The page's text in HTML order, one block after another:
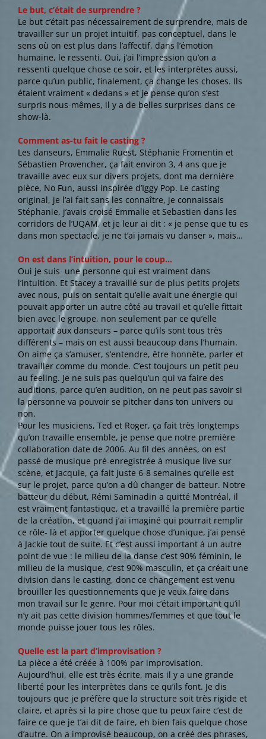
Le but, c’était de surprendre ?
Le but c’était pas nécessairement de surprendre, mais de
travailler sur un projet intuitif, pas conceptuel, dans le
sens où on est plus dans l’affectif, dans l’émotion
humaine, le ressenti. Oui, j’ai l’impression qu’on a
ressenti quelque chose ce soir, et les interprètes aussi,
parce qu’un public, finalement, ça change les choses. Ils
étaient vraiment « dedans » et je pense qu’on s’est
surpris nous-mêmes, il y a de belles surprises dans ce
show-là.
Comment as-tu fait le casting ?
Les danseurs, Emmalie Ruest, Stéphanie Fromentin et
Sébastien Provencher, ça fait environ 3, 4 ans que je
travaille avec eux sur divers projets, dont ma dernière
pièce, No Fun, aussi inspirée d’Iggy Pop. Le casting
original, je l’ai fait sans les connaître, je connaissais
Stéphanie, j’avais croisé Emmalie et Sebastien dans les
corridors de l’UQAM, et je leur ai dit : « je pense que tu es
dans mon spectacle, je ne t’ai jamais vu danser », mais…
On est dans l’intuition, pour le coup…
Oui je suis une personne qui est vraiment dans
l’intuition. Et Stacey a travaillé sur de plus petits projets
avec nous, puis on sentait qu’elle avait une énergie qui
pouvait apporter un autre côté au travail et qu’elle fittait
bien avec le groupe, non seulement par ce qu’elle
apportait aux danseurs – parce qu’ils sont tous très
différents – mais on est aussi beaucoup dans l’humain.
On aime ça s’amuser, s’entendre, être honnête, parler et
travailler comme du monde. C’est toujours un petit peu
au feeling. Je ne suis pas quelqu’un qui va faire des
auditions, parce qu’en audition, on ne peut pas savoir si
la personne va pouvoir se pitcher dans ton univers ou
non.
Pour les musiciens, Ted et Roger, ça fait très longtemps
qu’on travaille ensemble, je pense que notre première
collaboration date de 2006. Au fil des années, on est
passé de musique pré-enregistrée à musique live sur
scène, et Jacquie, ça fait juste 6-8 semaines qu’elle est
sur le projet, parce qu’on a dû changer de batteur. Notre
batteur du début, Rémi Saminadin a quitté Montréal, il
est vraiment fantastique, et a travaillé la première partie
de la création, et quand j’ai imaginé qui pourrait remplir
ce rôle- là et apporter quelque chose d’unique, j’ai pensé
à Jackie tout de suite. Et c’est aussi important à un autre
point de vue : le milieu de la danse c’est 90% féminin, le
milieu de la musique, c’est 90% masculin, et ça créait une
division dans le casting, donc ce changement est venu
brouiller les questionnements que je veux faire dans
mon travail sur le genre. Pour moi c’était important qu’il
n’y ait pas cette division hommes/femmes et que tout le
monde puisse jouer tous les rôles.
Quelle est la part d’improvisation ?
La pièce a été créée à 100% par improvisation.
Aujourd’hui, elle est très écrite, mais il y a une grande
liberté pour les interprètes dans ce qu’ils font. Je dis
toujours que je préfère que la structure soit très rigide et
claire, et après si la pire chose que tu peux faire c’est de
faire ce que je t’ai dit de faire, eh bien fais quelque chose
d’autre. On a improvisé beaucoup, on a créé des phrases,